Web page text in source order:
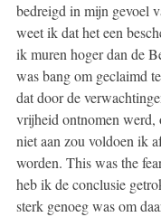
bedreigd in mijn gevoel
weet ik dat het een
ik muren hoger dan de
was bang om geclaimd
dat door de
vrijheid ontnomen werd,
niet aan zou voldoen ik
worden. This was the
heb ik de conclusie
sterk genoeg was om